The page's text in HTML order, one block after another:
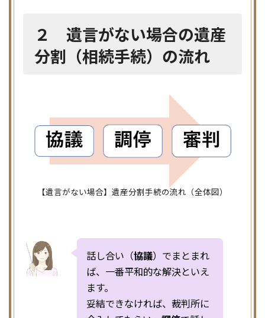
２ 遺言がない場合の遺産
分割（相続手続）の流れ
【遺言がない場合】遺産分割手続の流れ（全体図）
話し合い（協議）でまとまれ
ば、一番平和的な解決といえ
ます。
妥結できなければ、裁判所に